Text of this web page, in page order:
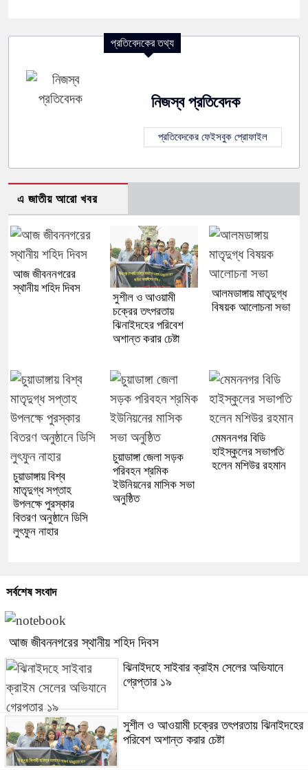
প্রতিবেদকের তথ্য
নিজস্ব প্রতিবেদক
প্রতিবেদকের ফেইসবুক প্রোফাইল
এ জাতীয় আরো খবর
আজ জীবননগরের
স্থানীয় শহিদ দিবস
সুশীল ও আওয়ামী
চক্রের তৎপরতায়
ঝিনাইদহের পরিবেশ
অশান্ত করার চেষ্টা
আলমডাঙ্গায় মাতৃদুগ্ধ
বিষয়ক আলোচনা সভা
চুয়াডাঙ্গায় বিশ্ব
মাতৃদুগ্ধ সপ্তাহ
উপলক্ষে পুরস্কার
বিতরণ অনুষ্ঠানে ডিসি
লুৎফুন নাহার
চুয়াডাঙ্গা জেলা সড়ক
পরিবহন শ্রমিক
ইউনিয়নের মাসিক সভা
অনুষ্ঠিত
মেমননগর বিডি
হাইস্কুলের সভাপতি
হলেন মশিউর রহমান
সর্বশেষ সংবাদ
আজ জীবননগরের স্থানীয় শহিদ দিবস
ঝিনাইদহে সাইবার ক্রাইম সেলের অভিযানে
গ্রেপ্তার ১৯
সুশীল ও আওয়ামী চক্রের তৎপরতায় ঝিনাইদহের
পরিবেশ অশান্ত করার চেষ্টা